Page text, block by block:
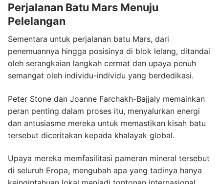
Perjalanan Batu Mars Menuju
Pelelangan
Sementara untuk perjalanan batu Mars, dari
penemuannya hingga posisinya di blok lelang, ditandai
oleh serangkaian langkah cermat dan upaya penuh
semangat oleh individu-individu yang berdedikasi.
Peter Stone dan Joanne Farchakh-Bajjaly memainkan
peran penting dalam proses itu, menyalurkan energi
dan antusiasme mereka untuk memastikan kisah batu
tersebut diceritakan kepada khalayak global.
Upaya mereka memfasilitasi pameran mineral tersebut
di seluruh Eropa, mengubah apa yang tadinya hanya